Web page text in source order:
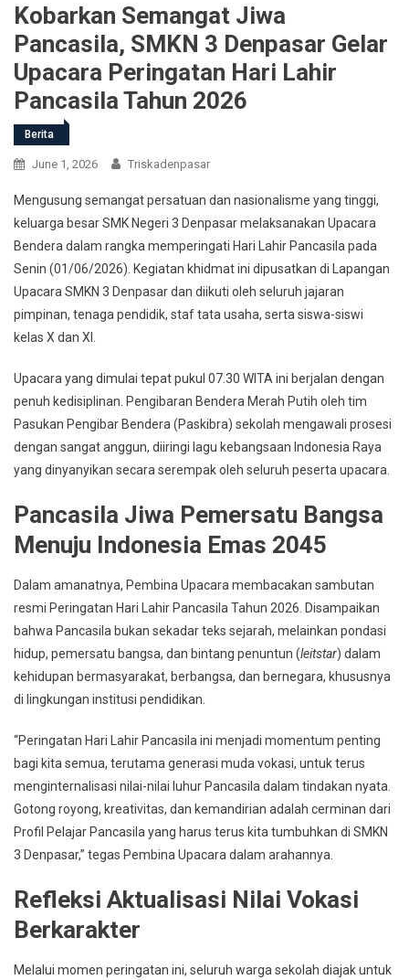
Kobarkan Semangat Jiwa
Pancasila, SMKN 3 Denpasar Gelar
Upacara Peringatan Hari Lahir
Pancasila Tahun 2026
Berita
June 1, 2026 Triskadenpasar
Mengusung semangat persatuan dan nasionalisme yang tinggi,
keluarga besar SMK Negeri 3 Denpasar melaksanakan Upacara
Bendera dalam rangka memperingati Hari Lahir Pancasila pada
Senin (01/06/2026). Kegiatan khidmat ini dipusatkan di Lapangan
Upacara SMKN 3 Denpasar dan diikuti oleh seluruh jajaran
pimpinan, tenaga pendidik, staf tata usaha, serta siswa-siswi
kelas X dan XI.
Upacara yang dimulai tepat pukul 07.30 WITA ini berjalan dengan
penuh kedisiplinan. Pengibaran Bendera Merah Putih oleh tim
Pasukan Pengibar Bendera (Paskibra) sekolah mengawali prosesi
dengan sangat anggun, diiringi lagu kebangsaan Indonesia Raya
yang dinyanyikan secara serempak oleh seluruh peserta upacara.
Pancasila Jiwa Pemersatu Bangsa
Menuju Indonesia Emas 2045
Dalam amanatnya, Pembina Upacara membacakan sambutan
resmi Peringatan Hari Lahir Pancasila Tahun 2026. Disampaikan
bahwa Pancasila bukan sekadar teks sejarah, melainkan pondasi
hidup, pemersatu bangsa, dan bintang penuntun (leitstar) dalam
kehidupan bermasyarakat, berbangsa, dan bernegara, khususnya
di lingkungan institusi pendidikan.
“Peringatan Hari Lahir Pancasila ini menjadi momentum penting
bagi kita semua, terutama generasi muda vokasi, untuk terus
menginternalisasi nilai-nilai luhur Pancasila dalam tindakan nyata.
Gotong royong, kreativitas, dan kemandirian adalah cerminan dari
Profil Pelajar Pancasila yang harus terus kita tumbuhkan di SMKN
3 Denpasar,” tegas Pembina Upacara dalam arahannya.
Refleksi Aktualisasi Nilai Vokasi
Berkarakter
Melalui momen peringatan ini, seluruh warga sekolah diajak untuk